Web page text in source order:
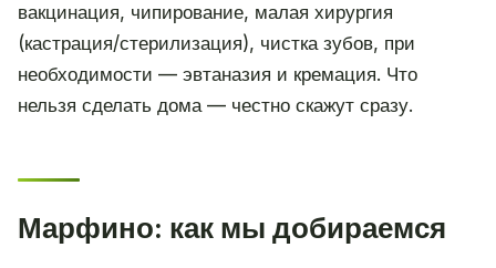
вакцинация, чипирование, малая хирургия
(кастрация/стерилизация), чистка зубов, при
необходимости — эвтаназия и кремация. Что
нельзя сделать дома — честно скажут сразу.
Марфино: как мы добираемся